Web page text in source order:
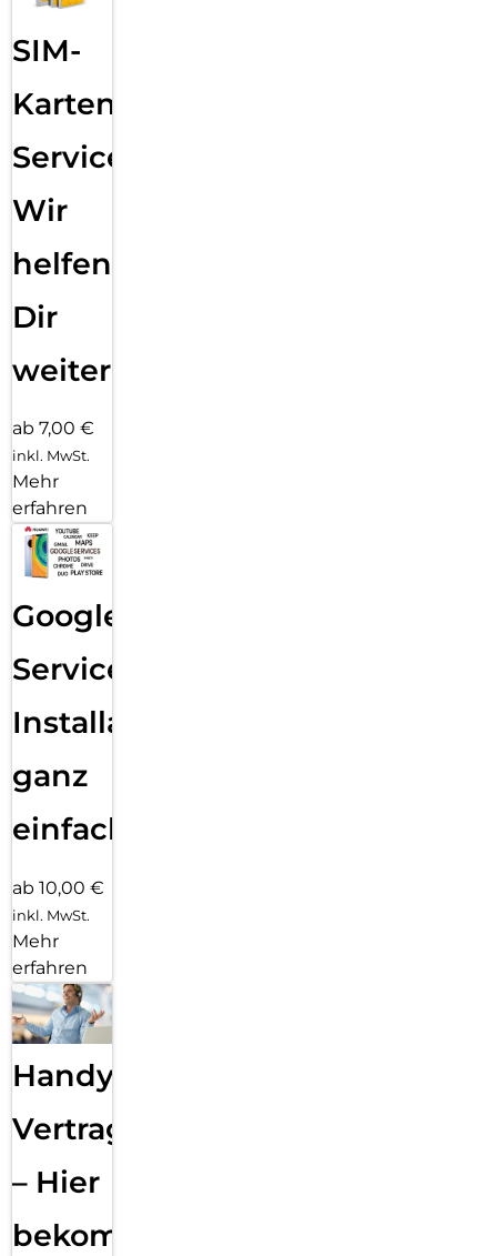
SIM-
Karten
Service:
Wir
helfen
Dir
weiter
ab 7,00 €
inkl. MwSt.
Mehr
erfahren
Google
Services
Installation
ganz
einfach
ab 10,00 €
inkl. MwSt.
Mehr
erfahren
Handy
Vertragsabwicklung
– Hier
bekommst